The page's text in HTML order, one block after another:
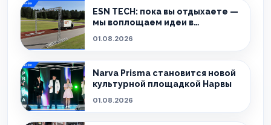
ESN TECH: пока вы отдыхаете —
мы воплощаем идеи в
01.08.2026
Narva Prisma становится новой
культурной площадкой Нарвы
01.08.2026